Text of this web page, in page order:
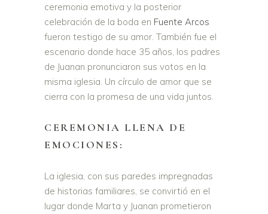
ceremonia emotiva y la posterior
celebración de la boda en Fuente Arcos
fueron testigo de su amor. También fue el
escenario donde hace 35 años, los padres
de Juanan pronunciaron sus votos en la
misma iglesia. Un círculo de amor que se
cierra con la promesa de una vida juntos.
CEREMONIA LLENA DE
EMOCIONES:
La iglesia, con sus paredes impregnadas
de historias familiares, se convirtió en el
lugar donde Marta y Juanan prometieron